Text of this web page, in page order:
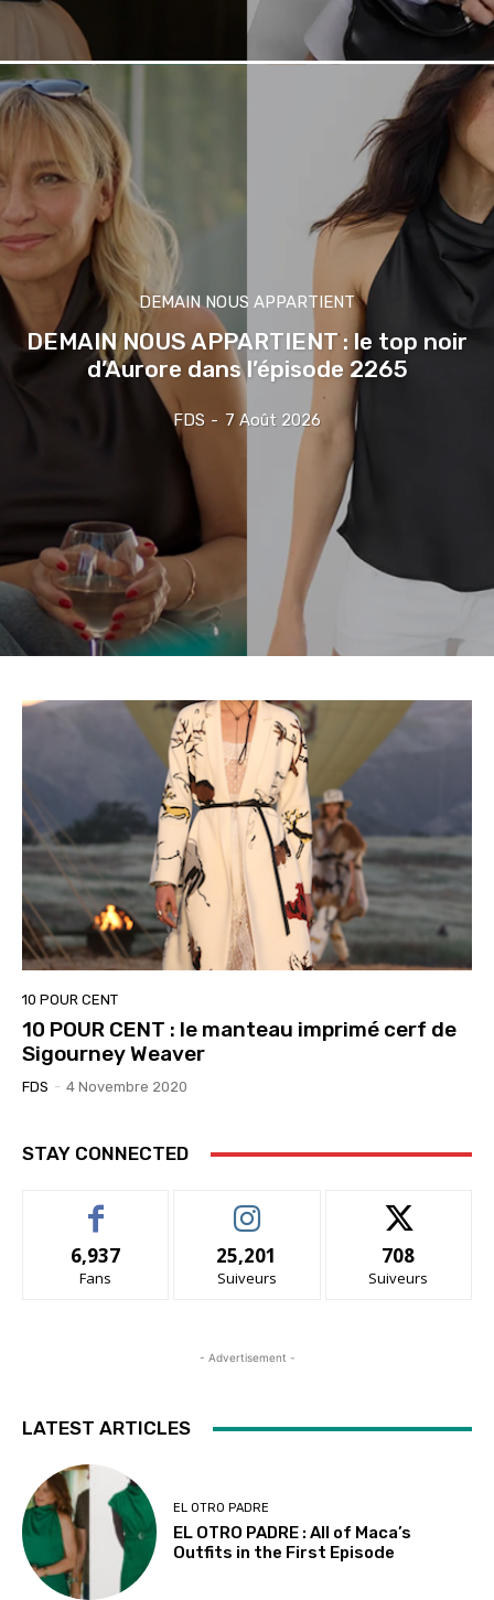
DEMAIN NOUS APPARTIENT
DEMAIN NOUS APPARTIENT : le top noir
d’Aurore dans l’épisode 2265
FDS - 7 Août 2026
10 POUR CENT
10 POUR CENT : le manteau imprimé cerf de
Sigourney Weaver
FDS - 4 Novembre 2020
STAY CONNECTED
6,937
Fans
25,201
Suiveurs
708
Suiveurs
- Advertisement -
LATEST ARTICLES
EL OTRO PADRE
EL OTRO PADRE : All of Maca’s
Outfits in the First Episode